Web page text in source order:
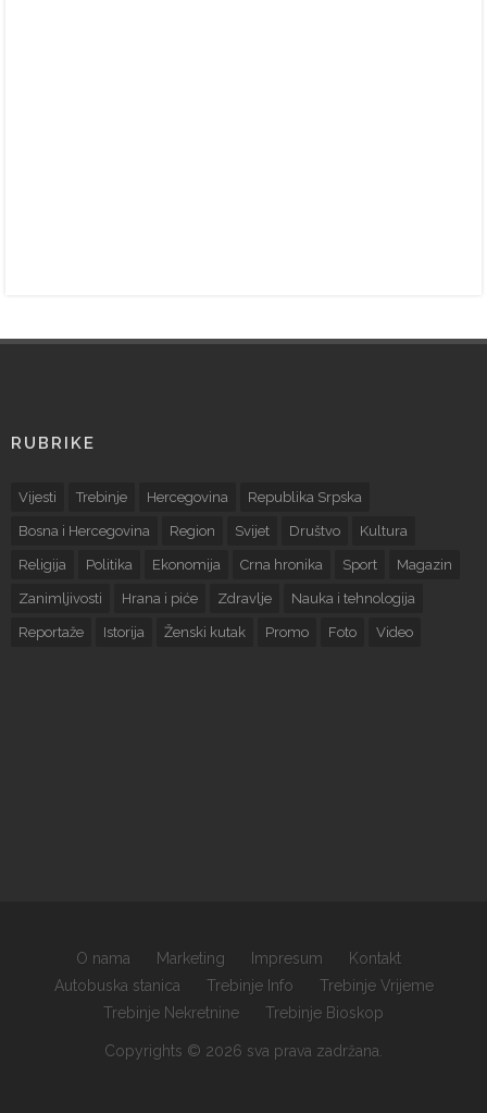
RUBRIKE
Vijesti Trebinje Hercegovina Republika Srpska
Bosna i Hercegovina Region Svijet Društvo Kultura
Religija Politika Ekonomija Crna hronika Sport Magazin
Zanimljivosti Hrana i piće Zdravlje Nauka i tehnologija
Reportaže Istorija Ženski kutak Promo Foto Video
O nama Marketing Impresum
Kontakt
Autobuska stanica
Trebinje Info
Trebinje Vrijeme
Trebinje Nekretnine
Trebinje Bioskop
Copyrights © 2026 sva prava zadržana.